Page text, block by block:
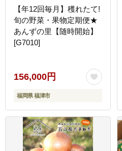
【年12回毎月】穫れたて!
旬の野菜・果物定期便★
あんずの里【随時開始】
[G7010]
156,000円
福岡県 福津市